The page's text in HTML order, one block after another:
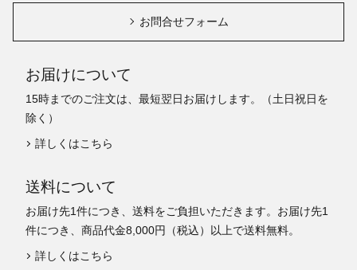
お問合せフォーム
お届けについて
15時までのご注文は、最短翌日お届けします。（土日祝日を
除く）
詳しくはこちら
送料について
お届け先1件につき、送料をご負担いただきます。お届け先1
件につき、商品代金8,000円（税込）以上で送料無料。
詳しくはこちら